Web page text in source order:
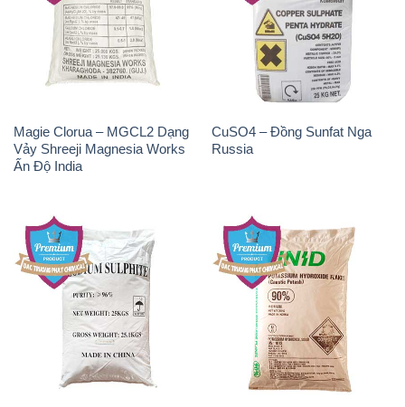
Magie Clorua – MGCL2 Dạng
Vảy Shreeji Magnesia Works
Ấn Độ India
CuSO4 – Đồng Sunfat Nga
Russia